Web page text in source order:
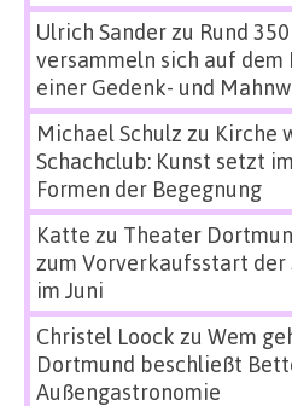
Ulrich Sanderzu Rund
versammeln sich auf dem
einer Gedenk- und
Michael Schulz zu Kirche
Schachclub: Kunst setzt
Formen der Begegnung
Katte zu Theater
zum Vorverkaufsstart
im Juni
Christel Loock zu Wem
Dortmund beschließt
Außengastronomie